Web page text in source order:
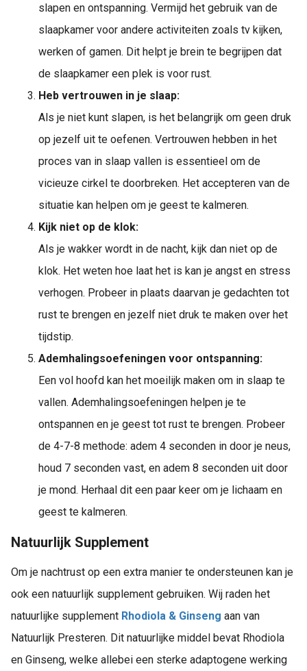
slapen en ontspanning. Vermijd het gebruik van de
slaapkamer voor andere activiteiten zoals tv kijken,
werken of gamen. Dit helpt je brein te begrijpen dat
de slaapkamer een plek is voor rust.
Heb vertrouwen in je slaap:
Als je niet kunt slapen, is het belangrijk om geen druk
op jezelf uit te oefenen. Vertrouwen hebben in het
proces van in slaap vallen is essentieel om de
vicieuze cirkel te doorbreken. Het accepteren van de
situatie kan helpen om je geest te kalmeren.
Kijk niet op de klok:
Als je wakker wordt in de nacht, kijk dan niet op de
klok. Het weten hoe laat het is kan je angst en stress
verhogen. Probeer in plaats daarvan je gedachten tot
rust te brengen en jezelf niet druk te maken over het
tijdstip.
Ademhalingsoefeningen voor ontspanning:
Een vol hoofd kan het moeilijk maken om in slaap te
vallen. Ademhalingsoefeningen helpen je te
ontspannen en je geest tot rust te brengen. Probeer
de 4-7-8 methode: adem 4 seconden in door je neus,
houd 7 seconden vast, en adem 8 seconden uit door
je mond. Herhaal dit een paar keer om je lichaam en
geest te kalmeren.
Natuurlijk Supplement
Om je nachtrust op een extra manier te ondersteunen kan je
ook een natuurlijk supplement gebruiken. Wij raden het
natuurlijke supplement Rhodiola & Ginseng aan van
Natuurlijk Presteren. Dit natuurlijke middel bevat Rhodiola
en Ginseng, welke allebei een sterke adaptogene werking